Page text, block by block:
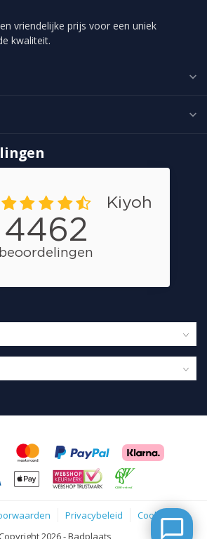
vriendelijke prijs voor een uniek
kwaliteit.
Privacybeleid
Cookies
2026 - Badplaats